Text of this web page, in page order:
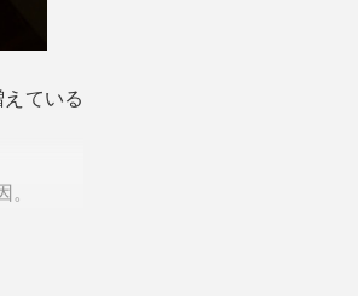
ている
いこと